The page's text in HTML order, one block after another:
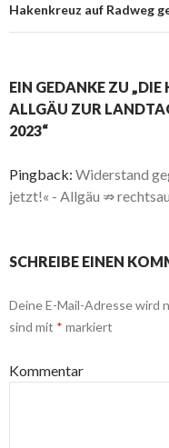
Hakenkreuz auf Radweg
EIN GEDANKE ZU
ALLGÄU ZUR
2023“
Pingback: Widerstand
jetzt!« - Allgäu ⇏
SCHREIBE EINEN
Deine E-Mail-Adresse wird
sind mit * markiert
Kommentar